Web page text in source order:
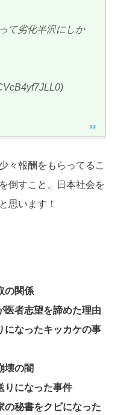
て劣化半沢にしか
々報酬をもらってるこ
倒すこと、日本社会を
思います！
の関係
者志望を諦めた理由
なったキッカケの事
壊の闇
になった事件
秘書をクビになった